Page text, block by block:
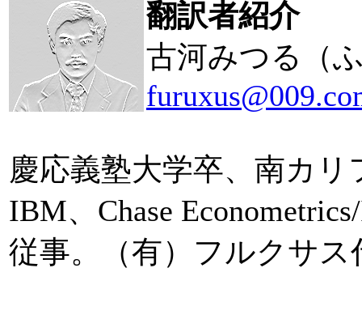
翻訳者紹介
古河みつる（
慶応義塾大学卒、南カ
IBM、Chase
従事。（有）フルクサス